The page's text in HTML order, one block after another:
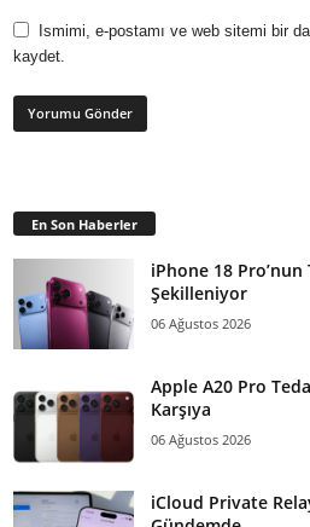
Ismimi, e-postamı ve web sitemi bir
kaydet.
En Son Haberler
iPhone 18 Pro’nun
Şekilleniyor
06 Ağustos 2026
Apple A20 Pro
Karşıya
06 Ağustos 2026
iCloud Private Relay